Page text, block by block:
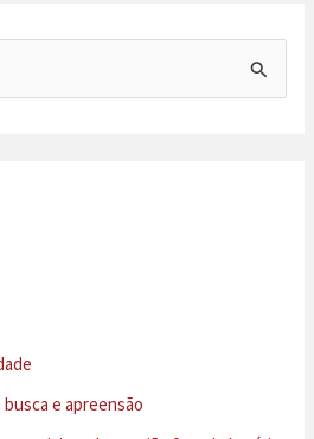
e apreensão